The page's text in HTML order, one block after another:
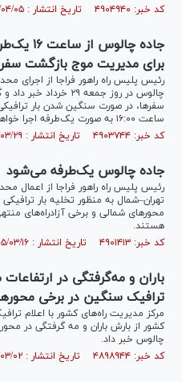
کد خبر: ۴۹۰۴۹۴۰ تاریخ انتشار : ۱۴۰۵/۰۴/۰۵
جاده
برای مدیریت موج بازگشت
رئیس پلیس راه راهور فراجا از اجرای
چالوس در روز جمعه
سفرها، در صورت سنگین شدن بار
ساعت ۱۶:۰۰ به صورت یک‌طرفه اجرا خواهد شد.
کد خبر: ۴۹۰۳۷۴۴ تاریخ انتشار : ۱۴۰۵/۰۳/۲۹
جاده چالوس یک‌طرفه می‌شود
رئیس پلیس راه راهور فراجا از اعمال
تهران–شمال به منظور تخلیه بار
محور‌های شمالی و برخی آزادراه‌های
هستند.
کد خبر: ۴۹۰۱۴۱۳ تاریخ انتشار : ۱۴۰۵/۰۳/۱۶
باران و مه‌گرفتگی در
ترافیک سنگین در برخی
مرکز مدیریت راه‌های کشور با اعلام
کشور از بارش باران و مه گرفتگی در
چالوس خبر داد.
کد خبر: ۴۸۹۸۹۴۴ تاریخ انتشار : ۱۴۰۵/۰۳/۰۲